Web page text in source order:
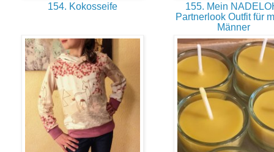
154. Kokosseife
155. Mein
Partnerlook Outfit für
Männer